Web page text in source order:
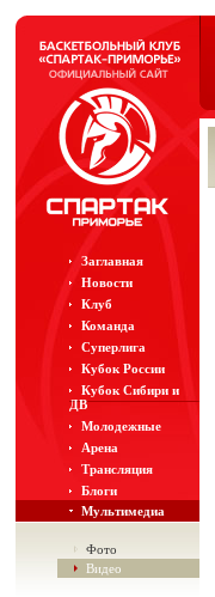
Заглавная
Новости
Клуб
Команда
Суперлига
Кубок России
Кубок Сибири и
ДВ
Молодежные
Арена
Трансляция
Блоги
Мультимедиа
Фото
Видео